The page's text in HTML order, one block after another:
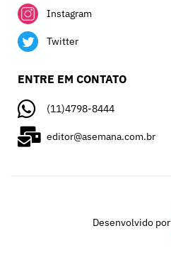
Instagram
Twitter
ENTRE EM CONTATO
(11)4798-8444
editor@asemana.com.br
Desenvolvido por